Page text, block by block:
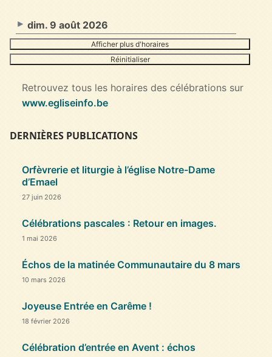
dim. 9 août 2026
Afficher plus d'horaires
Réinitialiser
Retrouvez tous les horaires des célébrations sur
www.egliseinfo.be
DERNIÈRES PUBLICATIONS
Orfèvrerie et liturgie à l’église Notre-Dame
d’Emael
27 juin 2026
Célébrations pascales : Retour en images.
1 mai 2026
Échos de la matinée Communautaire du 8 mars
10 mars 2026
Joyeuse Entrée en Carême !
18 février 2026
Célébration d’entrée en Avent : échos